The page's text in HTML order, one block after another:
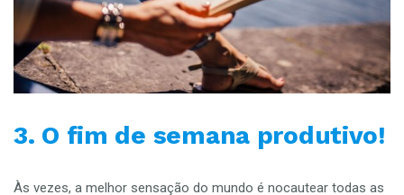
3. O fim de semana produtivo!
Às vezes, a melhor sensação do mundo é nocautear todas as